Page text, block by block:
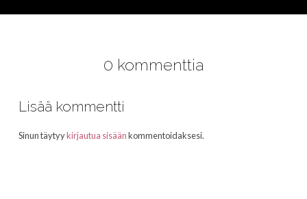
0 kommenttia
Lisää kommentti
Sinun täytyykirjautua sisäänkommentoidaksesi.